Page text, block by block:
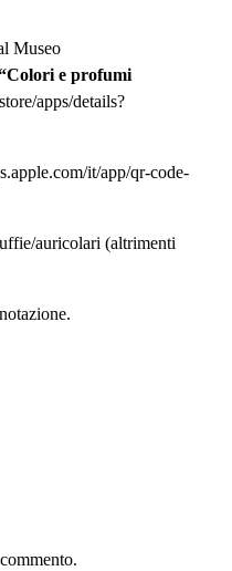
Museo
e profumi
apps/details?
it/app/qr-code-
auricolari (altrimenti